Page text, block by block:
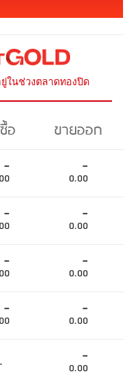
ยู่ในช่วงตลาดทองปิด
อ
ขายออก
- -
0.00
- -
0.00
- -
0.00
- -
0.00
-
0.00